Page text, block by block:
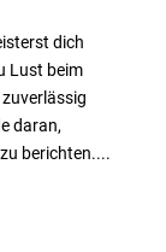
dich
Lust beim
daran,
berichten....